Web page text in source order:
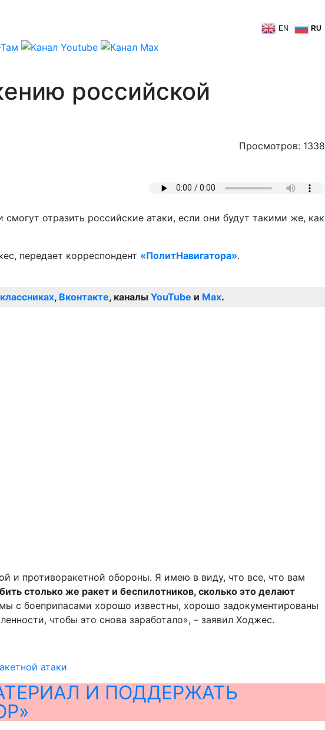
EN RU
российской
Просмотров: 1338
отразить российские атаки, если они будут такими же, как
передает корреспондент «ПолитНавигатора».
, Вконтакте, каналы YouTube и Max.
и противоракетной обороны. Я имею в виду, что все, что вам
столько же ракет и беспилотников, сколько это делают
с боеприпасами хорошо известны, хорошо задокументированы
чтобы это снова заработало», – заявил Ходжес.
атаки
И ПОДДЕРЖАТЬ